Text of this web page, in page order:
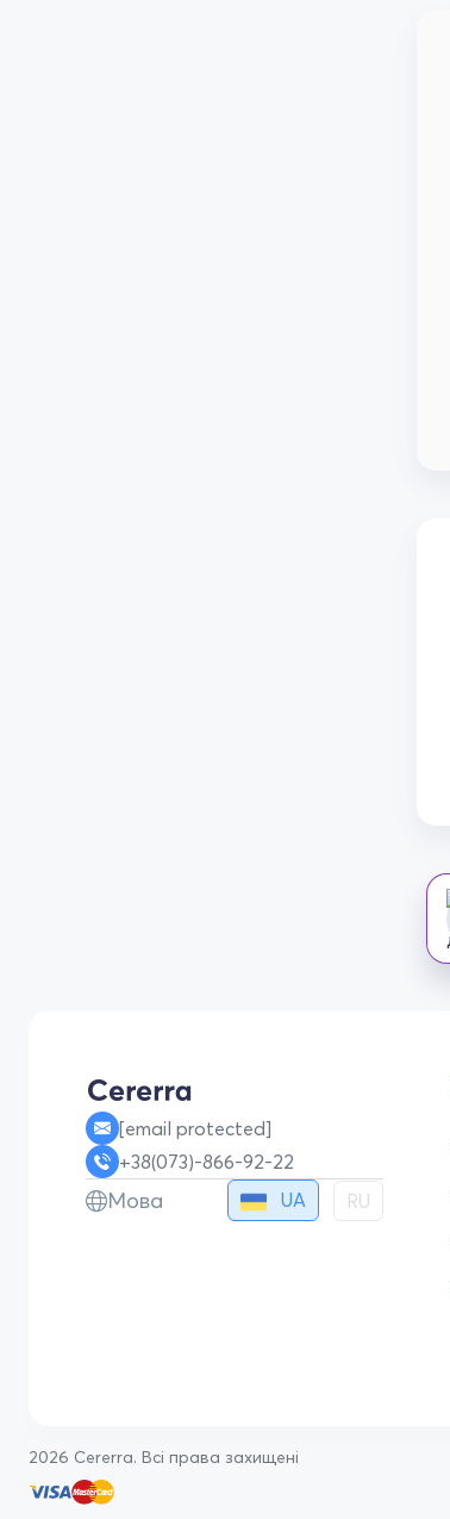
[email protected]
+38(073)-866-92-22
Мова UA RU
2026 Cererra. Всі права захищені